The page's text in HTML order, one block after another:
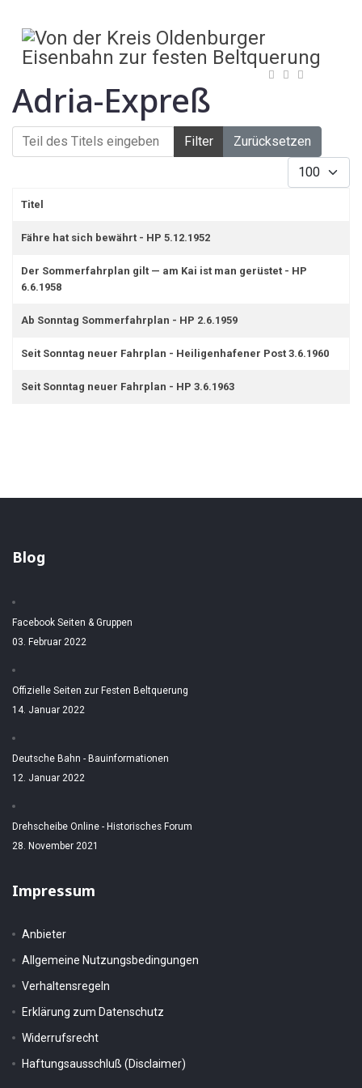
Adria-Expreß
Teil des Titels eingeben
Filter Zurücksetzen
Anzeige #
Titel
Fähre hat sich bewährt - HP 5.12.1952
Der Sommerfahrplan gilt — am Kai ist man gerüstet - HP
6.6.1958
Ab Sonntag Sommerfahrplan - HP 2.6.1959
Seit Sonntag neuer Fahrplan - Heiligenhafener Post 3.6.1960
Seit Sonntag neuer Fahrplan - HP 3.6.1963
Blog
Facebook Seiten & Gruppen
03. Februar 2022
Offizielle Seiten zur Festen Beltquerung
14. Januar 2022
Deutsche Bahn - Bauinformationen
12. Januar 2022
Drehscheibe Online - Historisches Forum
28. November 2021
Impressum
Anbieter
Allgemeine Nutzungsbedingungen
Verhaltensregeln
Erklärung zum Datenschutz
Widerrufsrecht
Haftungsausschluß (Disclaimer)